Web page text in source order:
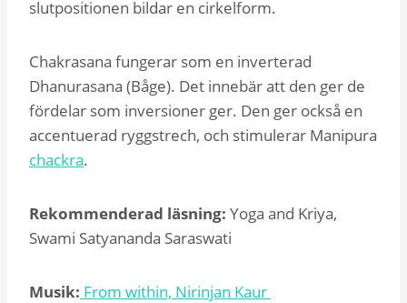
slutpositionen bildar en cirkelform.
Chakrasana fungerar som en inverterad
Dhanurasana (Båge). Det innebär att den ger de
fördelar som inversioner ger. Den ger också en
accentuerad ryggstrech, och stimulerar Manipura
chackra.
Rekommenderad läsning: Yoga and Kriya,
Swami Satyananda Saraswati
Musik: From within, Nirinjan Kaur